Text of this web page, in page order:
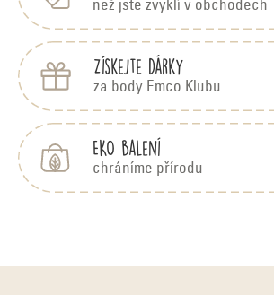
í
p
r
v
y
p
než jste zvyklí v obchodech
Získejte dárky
za body Emco Klubu
EKO balení
chráníme přírodu